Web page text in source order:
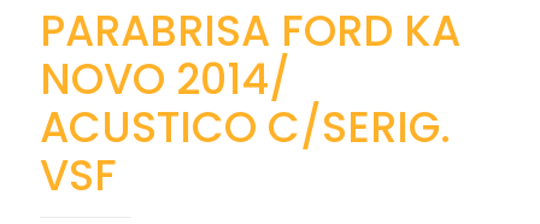
PARABRISA FORD KA
NOVO 2014/
ACUSTICO C/SERIG.
VSF